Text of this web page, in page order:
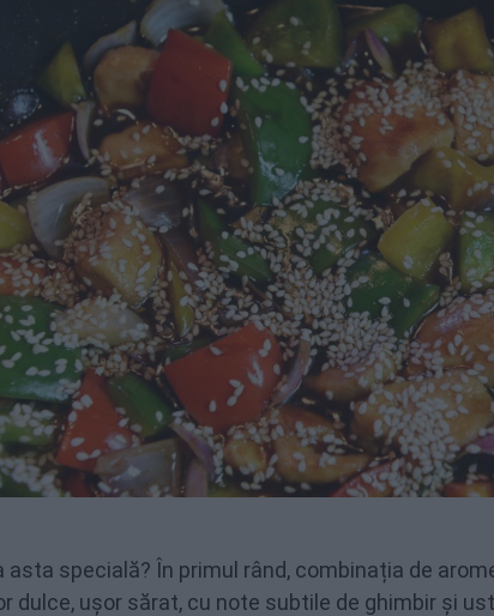
specială? În primul rând, combinația de
dulce, ușor sărat, cu note subtile de ghimbir și